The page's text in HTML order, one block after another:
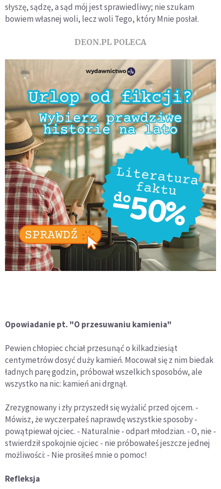
słyszę, sądzę, a sąd mój jest sprawiedliwy; nie szukam
bowiem własnej woli, lecz woli Tego, który Mnie posłał.
DEON.PL POLECA
Opowiadanie pt. "O przesuwaniu kamienia"
Pewien chłopiec chciał przesunąć o kilkadziesiąt
centymetrów dosyć duży kamień. Mocował się z nim biedak
ładnych parę godzin, próbował wszelkich sposobów, ale
wszystko na nic: kamień ani drgnął.
Zrezygnowany i zły przyszedł się wyżalić przed ojcem. -
Mówisz, że wyczerpałeś naprawdę wszystkie sposoby -
powątpiewał ojciec. - Naturalnie - odparł młodzian. - O, nie -
stwierdził spokojnie ojciec - nie próbowałeś jeszcze jednej
możliwości: - Nie prosiłeś mnie o pomoc!
Refleksja